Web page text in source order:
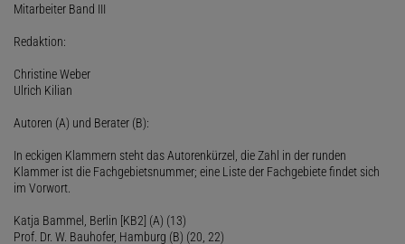
Mitarbeiter Band III
Redaktion:
Christine Weber
Ulrich Kilian
Autoren (A) und Berater (B):
In eckigen Klammern steht das Autorenkürzel, die Zahl in der runden
Klammer ist die Fachgebietsnummer; eine Liste der Fachgebiete findet sich
im Vorwort.
Katja Bammel, Berlin [KB2] (A) (13)
Prof. Dr. W. Bauhofer, Hamburg (B) (20, 22)